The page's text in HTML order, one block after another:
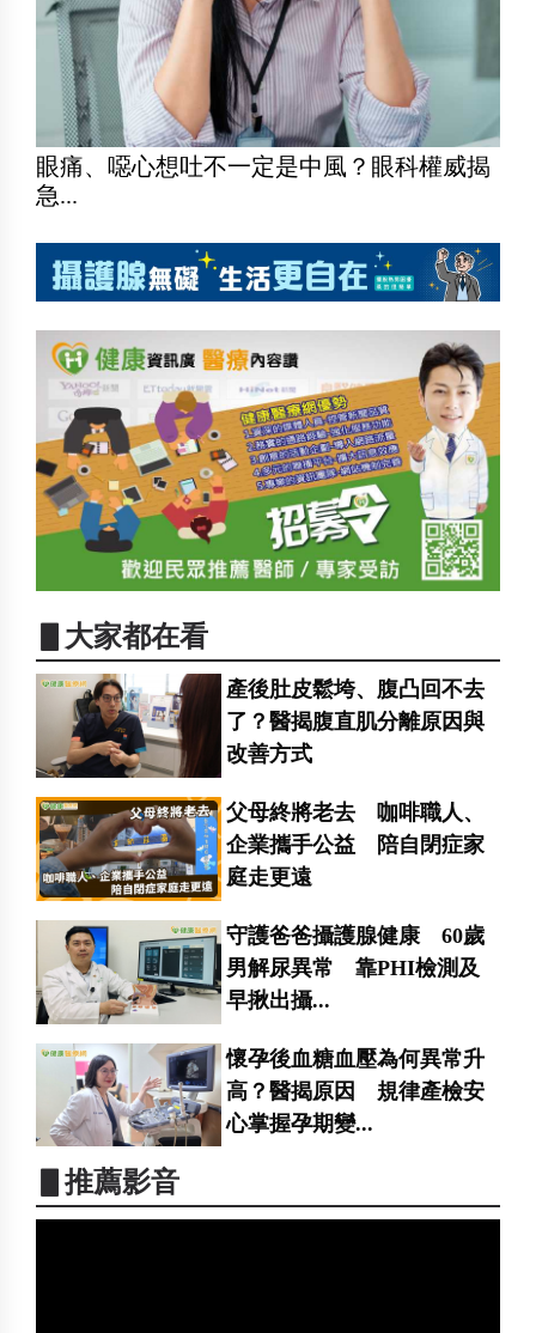
眼痛、噁心想吐不一定是中風？眼科權威揭
急...
▋大家都在看
產後肚皮鬆垮、腹凸回不去
了？醫揭腹直肌分離原因與
改善方式
父母終將老去 咖啡職人、
企業攜手公益 陪自閉症家
庭走更遠
守護爸爸攝護腺健康 60歲
男解尿異常 靠PHI檢測及
早揪出攝...
懷孕後血糖血壓為何異常升
高？醫揭原因 規律產檢安
心掌握孕期變...
▋推薦影音